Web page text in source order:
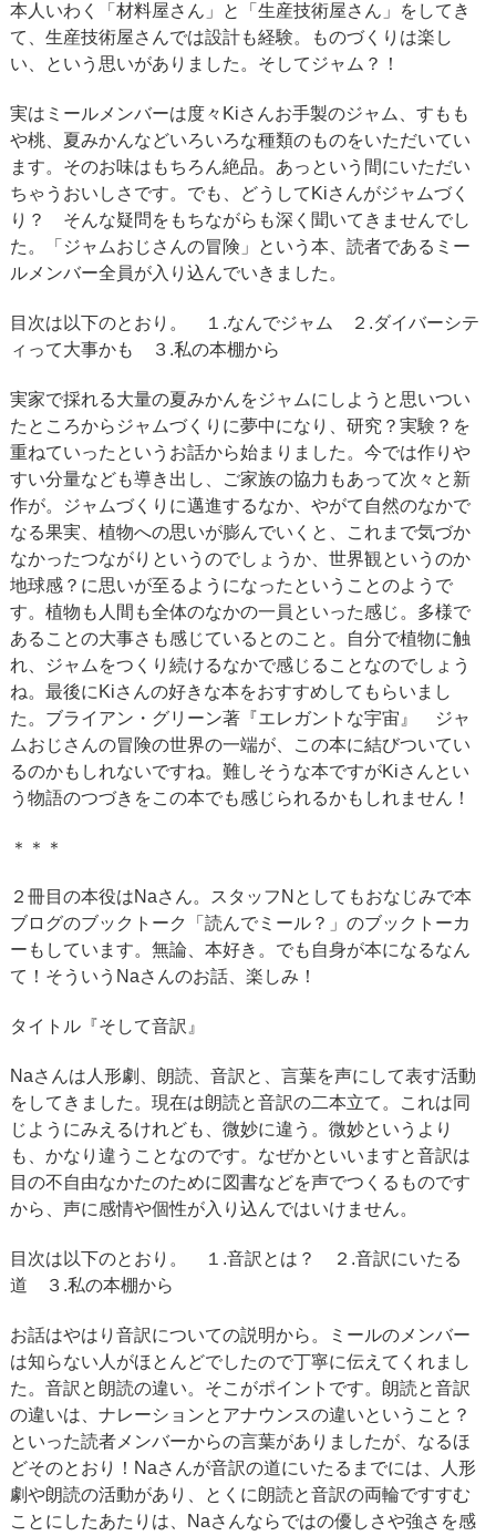
本人いわく「材料屋さん」と「生産技術屋さん」をしてき
て、生産技術屋さんでは設計も経験。ものづくりは楽し
い、という思いがありました。そしてジャム？！
実はミールメンバーは度々Kiさんお手製のジャム、すもも
や桃、夏みかんなどいろいろな種類のものをいただいてい
ます。そのお味はもちろん絶品。あっという間にいただい
ちゃうおいしさです。でも、どうしてKiさんがジャムづく
り？ そんな疑問をもちながらも深く聞いてきませんでし
た。「ジャムおじさんの冒険」という本、読者であるミー
ルメンバー全員が入り込んでいきました。
目次は以下のとおり。 １.なんでジャム ２.ダイバーシテ
ィって大事かも ３.私の本棚から
実家で採れる大量の夏みかんをジャムにしようと思いつい
たところからジャムづくりに夢中になり、研究？実験？を
重ねていったというお話から始まりました。今では作りや
すい分量なども導き出し、ご家族の協力もあって次々と新
作が。ジャムづくりに邁進するなか、やがて自然のなかで
なる果実、植物への思いが膨んでいくと、これまで気づか
なかったつながりというのでしょうか、世界観というのか
地球感？に思いが至るようになったということのようで
す。植物も人間も全体のなかの一員といった感じ。多様で
あることの大事さも感じているとのこと。自分で植物に触
れ、ジャムをつくり続けるなかで感じることなのでしょう
ね。最後にKiさんの好きな本をおすすめしてもらいまし
た。ブライアン・グリーン著『エレガントな宇宙』 ジャ
ムおじさんの冒険の世界の一端が、この本に結びついてい
るのかもしれないですね。難しそうな本ですがKiさんとい
う物語のつづきをこの本でも感じられるかもしれません！
＊＊＊
２冊目の本役はNaさん。スタッフNとしてもおなじみで本
ブログのブックトーク「読んでミール？」のブックトーカ
ーもしています。無論、本好き。でも自身が本になるなん
て！そういうNaさんのお話、楽しみ！
タイトル『そして音訳』
Naさんは人形劇、朗読、音訳と、言葉を声にして表す活動
をしてきました。現在は朗読と音訳の二本立て。これは同
じようにみえるけれども、微妙に違う。微妙というより
も、かなり違うことなのです。なぜかといいますと音訳は
目の不自由なかたのために図書などを声でつくるものです
から、声に感情や個性が入り込んではいけません。
目次は以下のとおり。 １.音訳とは？ ２.音訳にいたる
道 ３.私の本棚から
お話はやはり音訳についての説明から。ミールのメンバー
は知らない人がほとんどでしたので丁寧に伝えてくれまし
た。音訳と朗読の違い。そこがポイントです。朗読と音訳
の違いは、ナレーションとアナウンスの違いということ？
といった読者メンバーからの言葉がありましたが、なるほ
どそのとおり！Naさんが音訳の道にいたるまでには、人形
劇や朗読の活動があり、とくに朗読と音訳の両輪ですすむ
ことにしたあたりは、Naさんならではの優しさや強さを感